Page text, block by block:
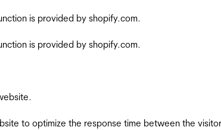
is provided by shopify.com.
is provided by shopify.com.
to optimize the response time between the